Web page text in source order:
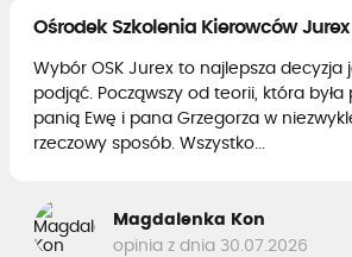
Ośrodek Szkolenia Kierowców Jurex
Wybór OSK Jurex to najlepsza decyzja
podjąć. Począwszy od teorii, która była
panią Ewę i pana Grzegorza w
rzeczowy sposób. Wszystko...
Magdalenka Kon
opinia z dnia 30.07.2026